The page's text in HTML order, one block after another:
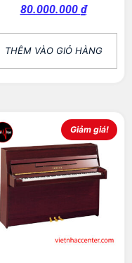
80.000.000 ₫
THÊM VÀO GIỎ HÀNG
Giảm giá!